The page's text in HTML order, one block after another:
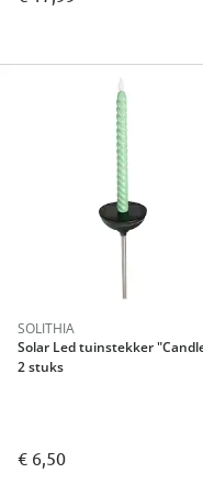
SOLITHIA
Solar Led tuinstekker
2 stuks
€ 6,50